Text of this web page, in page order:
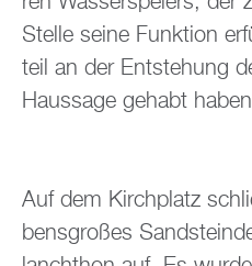
Stel­le seine Funk­ti­on
teil an der Ent­ste­hung
Haus­sa­ge ge­habt
Auf dem Kirch­platz
bens­gro­ßes